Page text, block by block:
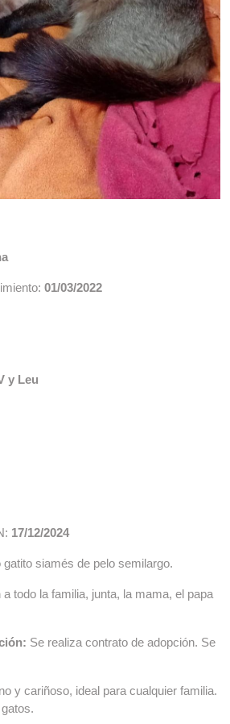
01/03/2022
y Leu
17/12/2024
gatito siamés de pelo semilargo.
a todo la familia, junta, la mama, el papa
Se realiza contrato de adopción. Se
y cariñoso, ideal para cualquier familia.